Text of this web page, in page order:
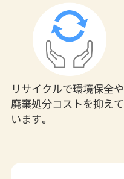
リサイクルで環境保全や
廃棄処分コストを抑えて
います。